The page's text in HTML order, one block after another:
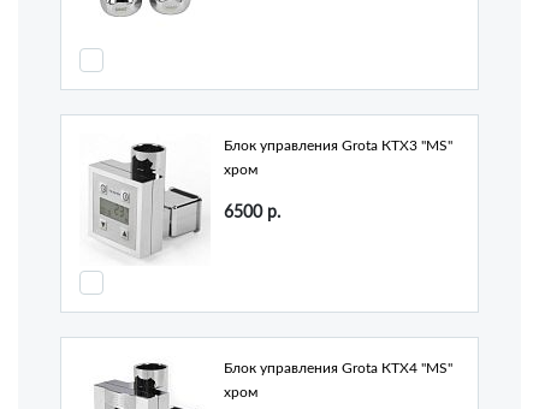
Блок управления Grota КТХ3 "MS"
хром
6500р.
Блок управления Grota КТХ4 "MS"
хром